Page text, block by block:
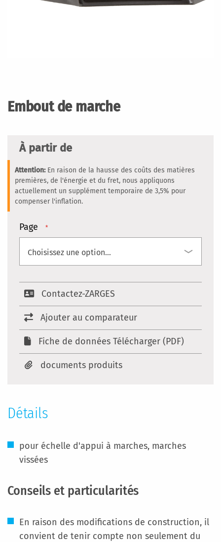
Embout de marche
À partir de
Attention:En raison de la hausse des coûts des matières
premières, de l'énergie et du fret, nous appliquons
actuellement un supplément temporaire de 3,5% pour
compenser l'inflation.
Page
Contactez-ZARGES
Ajouter au comparateur
Fiche de données Télécharger (PDF)
documents produits
de
d’images
Détails
pour échelle d'appui à marches, marches
vissées
Conseils et particularités
En raison des modifications de construction, il
convient de tenir compte non seulement du